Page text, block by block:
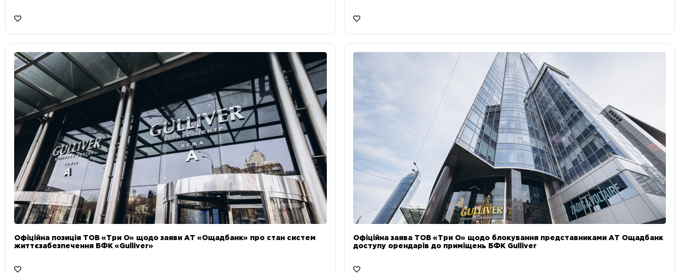
Офіційна позиція ТОВ «Три О» щодо заяви АТ «Ощадбанк» про стан систем
життєзабезпечення БФК «Gulliver»
Офіційна заява ТОВ «Три О» щодо блокування представниками АТ Ощадбанк
доступу орендарів до приміщень БФК Gulliver